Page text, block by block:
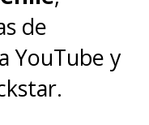
de
YouTube y